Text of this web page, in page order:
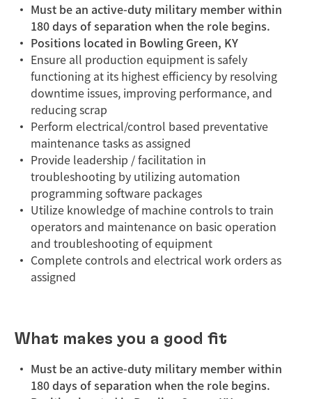
Must be an active-duty military member within
180 days of separation when the role begins.
Positions located in Bowling Green, KY
Ensure all production equipment is safely
functioning at its highest efficiency by resolving
downtime issues, improving performance, and
reducing scrap
Perform electrical/control based preventative
maintenance tasks as assigned
Provide leadership / facilitation in
troubleshooting by utilizing automation
programming software packages
Utilize knowledge of machine controls to train
operators and maintenance on basic operation
and troubleshooting of equipment
Complete controls and electrical work orders as
assigned
What makes you a good fit
Must be an active-duty military member within
180 days of separation when the role begins.